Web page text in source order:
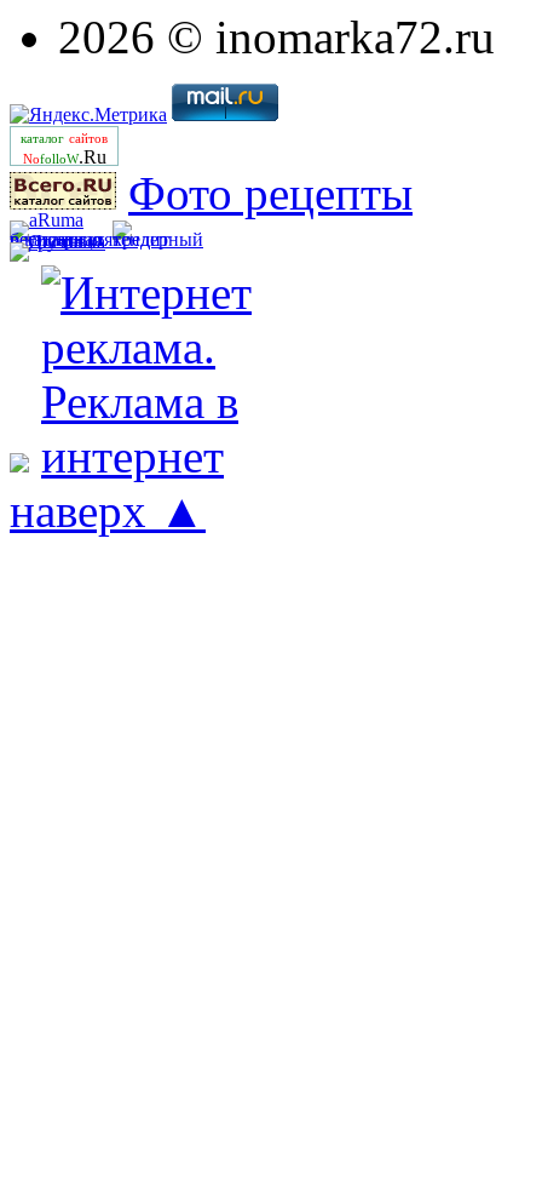
2026 © inomarka72.ru
каталог сайтов
NofolloW.Ru
Фото рецепты
наверх ▲